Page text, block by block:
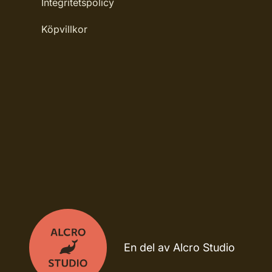
Integritetspolicy
Köpvillkor
En del av Alcro Studio